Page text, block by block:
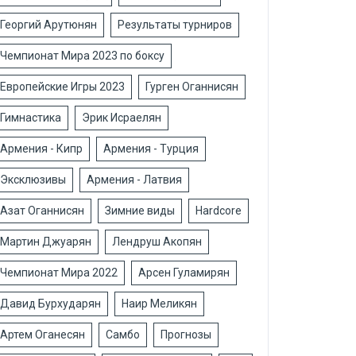
Георгий Арутюнян Результаты турниров
Чемпионат Мира 2023 по боксу
Европейские Игры 2023 Гурген Оганнисян
Гимнастика Эрик Исраелян
Армения - Кипр Армения - Турция
Эксклюзивы Армения - Латвия
Азат Оганнисян Зимние виды Hardcore
Мартин Джуарян Лендруш Акопян
Чемпионат Мира 2022 Арсен Гуламирян
Давид Бурхударян Наир Меликян
Артем Оганесян Самбо Прогнозы